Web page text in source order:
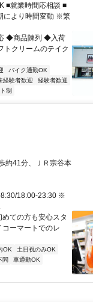
■就業時間応相談 ■
により時間変動 ※繁
◆商品陳列 ◆入荷
クリームのテイク
バイク通勤OK
経験者歓迎
経験者歓迎
制
約41分、ＪＲ宗谷本
8:30/18:00-23:30 ※
ての方も安心スタ
ーマートでのレ
OK
土日祝のみOK
問
車通勤OK